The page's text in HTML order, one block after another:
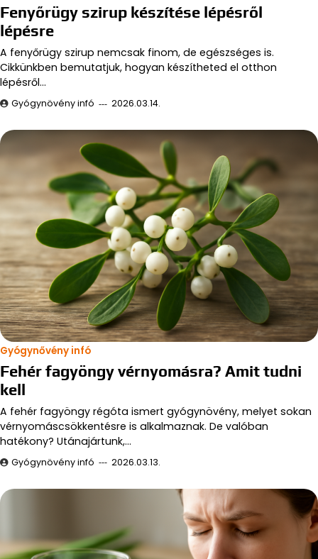
Fenyőrügy szirup készítése lépésről
lépésre
A fenyőrügy szirup nemcsak finom, de egészséges is.
Cikkünkben bemutatjuk, hogyan készítheted el otthon
lépésről…
Gyógynövény infó 2026.03.14.
Gyógynővény infó
Fehér fagyöngy vérnyomásra? Amit tudni
kell
A fehér fagyöngy régóta ismert gyógynövény, melyet sokan
vérnyomáscsökkentésre is alkalmaznak. De valóban
hatékony? Utánajártunk,…
Gyógynövény infó 2026.03.13.